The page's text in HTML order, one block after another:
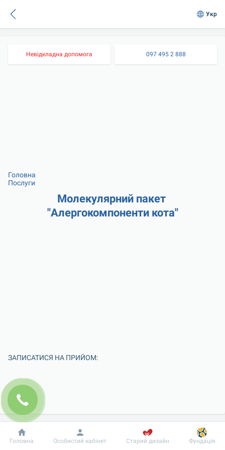
Укр
Невідкладна допомога 097 495 2 888
Головна
Послуги
Молекулярний пакет
"Алергокомпоненти кота"
ЗАПИСАТИСЯ НА ПРИЙОМ:
Добробут Інформація Пацієнту
Головна Особистий кабінет Старий дизайн Фундація